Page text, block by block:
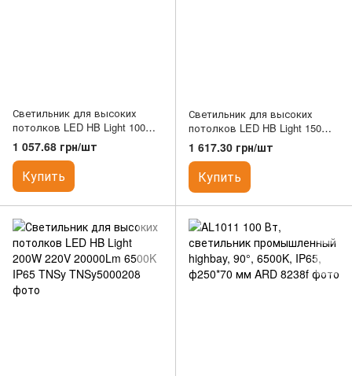
Светильник для высоких
потолков LED HB Light 100W
220V 10000Lm 6500K IP65
TNSy
1 057.68 грн/шт
Купить
Светильник для высоких
потолков LED HB Light 150W
220V 15000Lm 6500K IP65
TNSy
1 617.30 грн/шт
Купить